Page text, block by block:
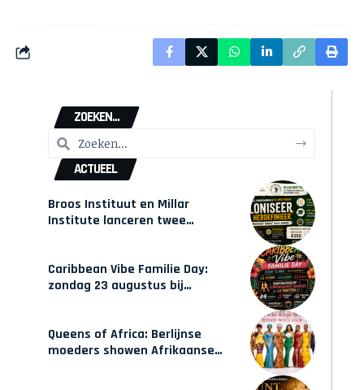
ZOEKEN...
ACTUEEL
Broos Instituut en Millar
Institute lanceren twee
Caribbean Vibe Familie Day:
zondag 23 augustus bij
Queens of Africa: Berlijnse
moeders showen Afrikaanse